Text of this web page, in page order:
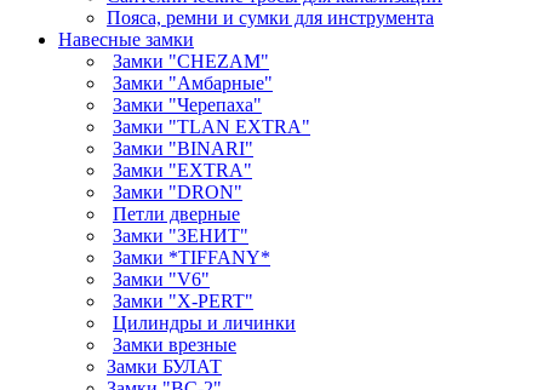
Пояса, ремни и сумки для инструмента
Навесные замки
Замки "CHEZAM"
Замки "Амбарные"
Замки "Черепаха"
Замки "TLAN EXTRA"
Замки "BINARI"
Замки "EXTRA"
Замки "DRON"
Петли дверные
Замки "ЗЕНИТ"
Замки *TIFFANY*
Замки "V6"
Замки "X-PERT"
Цилиндры и личинки
Замки врезные
Замки БУЛАТ